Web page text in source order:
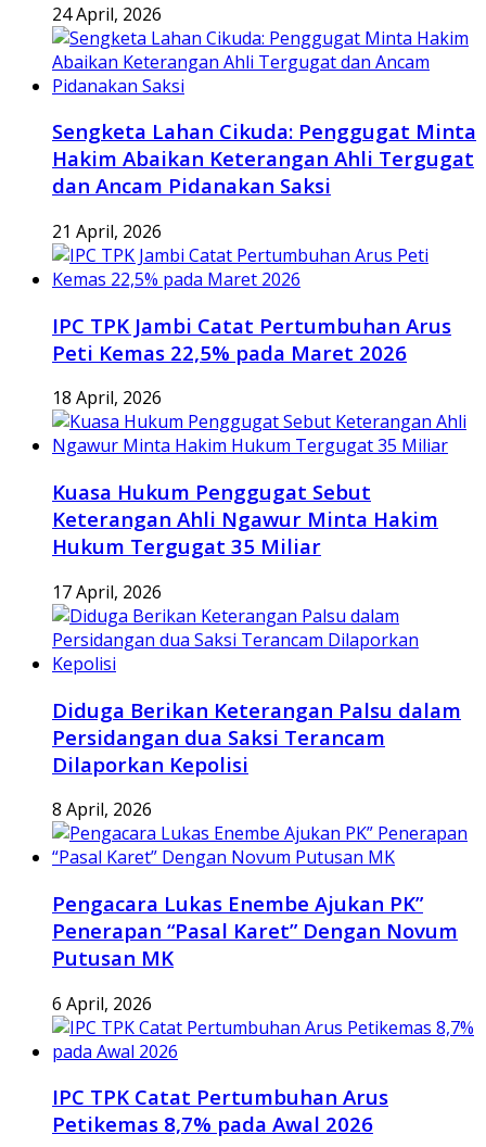
24 April, 2026
Sengketa Lahan Cikuda: Penggugat Minta
Hakim Abaikan Keterangan Ahli Tergugat
dan Ancam Pidanakan Saksi
21 April, 2026
IPC TPK Jambi Catat Pertumbuhan Arus
Peti Kemas 22,5% pada Maret 2026
18 April, 2026
Kuasa Hukum Penggugat Sebut
Keterangan Ahli Ngawur Minta Hakim
Hukum Tergugat 35 Miliar
17 April, 2026
Diduga Berikan Keterangan Palsu dalam
Persidangan dua Saksi Terancam
Dilaporkan Kepolisi
8 April, 2026
Pengacara Lukas Enembe Ajukan PK”
Penerapan “Pasal Karet” Dengan Novum
Putusan MK
6 April, 2026
IPC TPK Catat Pertumbuhan Arus
Petikemas 8,7% pada Awal 2026